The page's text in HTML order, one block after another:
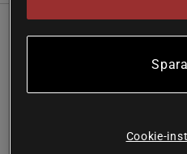
Kroppen behöver mineraler
processer. Full Spectrum
kropp dessa viktiga
Med 10 olika mineraler
Cookie-